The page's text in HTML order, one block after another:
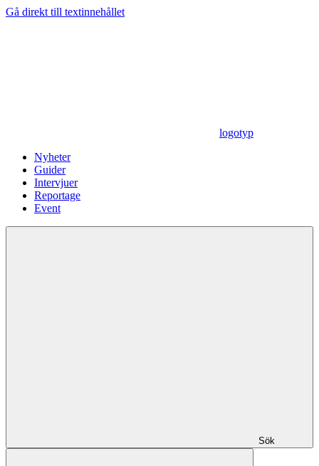
Gå direkt till textinnehållet
logotyp
Nyheter
Guider
Intervjuer
Reportage
Event
Sök